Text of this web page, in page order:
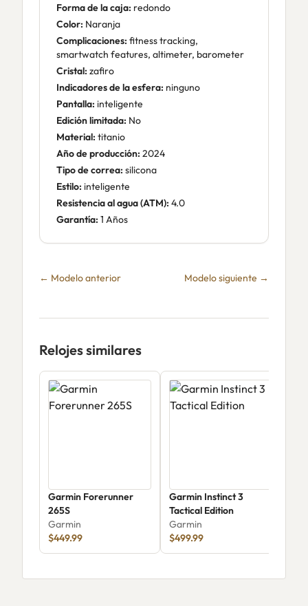
Forma de la caja: redondo
Color: Naranja
Complicaciones: fitness tracking,
smartwatch features, altimeter, barometer
Cristal: zafiro
Indicadores de la esfera: ninguno
Pantalla: inteligente
Edición limitada: No
Material: titanio
Año de producción: 2024
Tipo de correa: silicona
Estilo: inteligente
Resistencia al agua (ATM): 4.0
Garantía: 1 Años
← Modelo anterior Modelo siguiente →
Relojes similares
Garmin Forerunner
265S
Garmin
$449.99
Garmin Instinct 3
Tactical Edition
Garmin
$499.99